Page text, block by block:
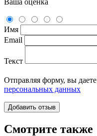
Имя
Email
Текст
Отправляя форму, вы даете
персональных данных
Смотрите также